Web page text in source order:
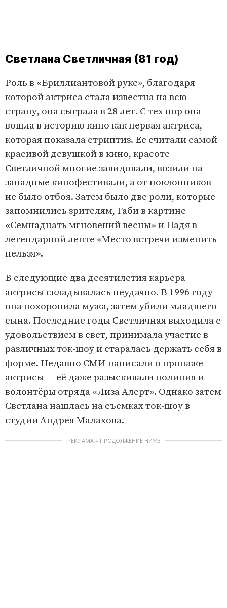
Светлана Светличная (81 год)
Роль в «Бриллиантовой руке», благодаря
которой актриса стала известна на всю
страну, она сыграла в 28 лет. С тех пор она
вошла в историю кино как первая актриса,
которая показала стриптиз. Ее считали самой
красивой девушкой в кино, красоте
Светличной многие завидовали, возили на
западные кинофестивали, а от поклонников
не было отбоя. Затем было две роли, которые
запомнились зрителям, Габи в картине
«Семнадцать мгновений весны» и Надя в
легендарной ленте «Место встречи изменить
нельзя».
В следующие два десятилетия карьера
актрисы складывалась неудачно. В 1996 году
она похоронила мужа, затем убили младшего
сына. Последние годы Светличная выходила с
удовольствием в свет, принимала участие в
различных ток-шоу и старалась держать себя в
форме. Недавно СМИ написали о пропаже
актрисы — её даже разыскивали полиция и
волонтёры отряда «Лиза Алерт». Однако затем
Светлана нашлась на съемках ток-шоу в
студии Андрея Малахова.
РЕКЛАМА – ПРОДОЛЖЕНИЕ НИЖЕ